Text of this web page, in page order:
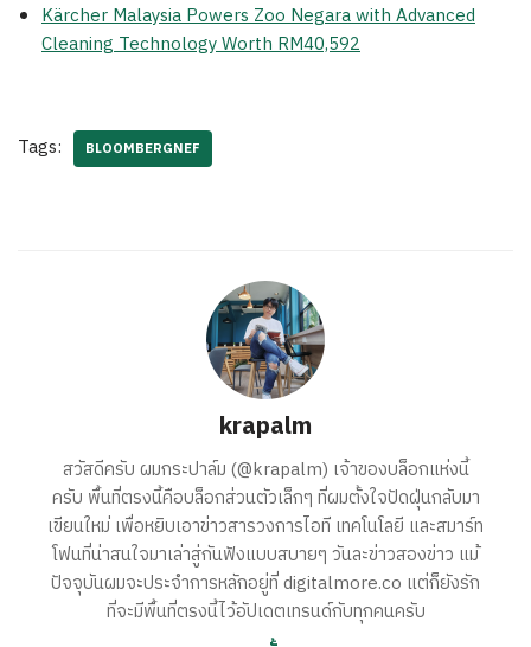
Kärcher Malaysia Powers Zoo Negara with Advanced
Cleaning Technology Worth RM40,592
Tags: BLOOMBERGNEF
krapalm
สวัสดีครับ ผมกระปาล์ม (@krapalm) เจ้าของบล็อกแห่งนี้
ครับ พื้นที่ตรงนี้คือบล็อกส่วนตัวเล็กๆ ที่ผมตั้งใจปัดฝุ่นกลับมา
เขียนใหม่ เพื่อหยิบเอาข่าวสารวงการไอที เทคโนโลยี และสมาร์ท
โฟนที่น่าสนใจมาเล่าสู่กันฟังแบบสบายๆ วันละข่าวสองข่าว แม้
ปัจจุบันผมจะประจำการหลักอยู่ที่ digitalmore.co แต่ก็ยังรัก
ที่จะมีพื้นที่ตรงนี้ไว้อัปเดตเทรนด์กับทุกคนครับ